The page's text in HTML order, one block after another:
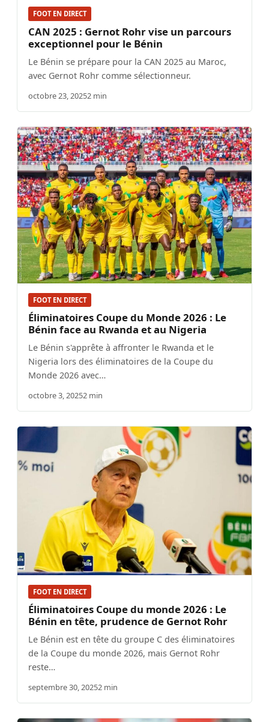
FOOT EN DIRECT
CAN 2025 : Gernot Rohr vise un parcours
exceptionnel pour le Bénin
Le Bénin se prépare pour la CAN 2025 au Maroc,
avec Gernot Rohr comme sélectionneur.
octobre 23, 20252 min
FOOT EN DIRECT
Éliminatoires Coupe du Monde 2026 : Le
Bénin face au Rwanda et au Nigeria
Le Bénin s'apprête à affronter le Rwanda et le
Nigeria lors des éliminatoires de la Coupe du
Monde 2026 avec…
octobre 3, 20252 min
FOOT EN DIRECT
Éliminatoires Coupe du monde 2026 : Le
Bénin en tête, prudence de Gernot Rohr
Le Bénin est en tête du groupe C des éliminatoires
de la Coupe du monde 2026, mais Gernot Rohr
reste…
septembre 30, 20252 min